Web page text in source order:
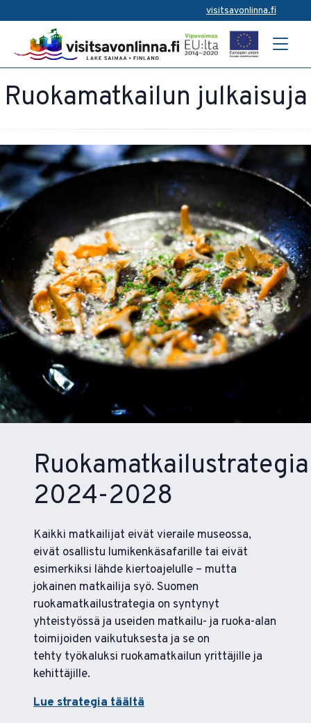
visitsavonlinna.fi
Ruokamatkailun julkaisuja
Ruokamatkailustrategia
2024-2028
Kaikki matkailijat eivät vieraile museossa,
eivät osallistu lumikenkäsafarille tai eivät
esimerkiksi lähde kiertoajelulle – mutta
jokainen matkailija syö. Suomen
ruokamatkailustrategia on syntynyt
yhteistyössä ja useiden matkailu- ja ruoka-alan
toimijoiden vaikutuksesta ja se on
tehty työkaluksi ruokamatkailun yrittäjille ja
kehittäjille.
Lue strategia täältä